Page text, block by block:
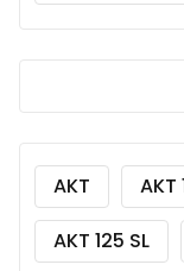
AKT AKT
AKT 125 SL